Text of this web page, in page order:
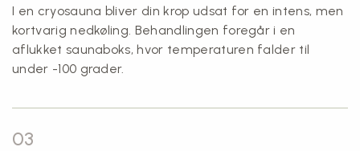
I en cryosauna bliver din krop udsat for en intens, men
kortvarig nedkøling. Behandlingen foregår i en
aflukket saunaboks, hvor temperaturen falder til
under -100 grader.
03